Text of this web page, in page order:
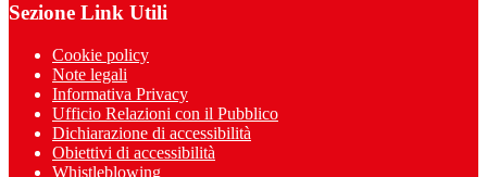
Sezione Link Utili
Cookie policy
Note legali
Informativa Privacy
Ufficio Relazioni con il Pubblico
Dichiarazione di accessibilità
Obiettivi di accessibilità
Whistleblowing